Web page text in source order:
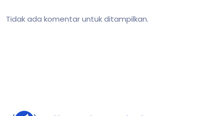
Tidak ada komentar untuk ditampilkan.